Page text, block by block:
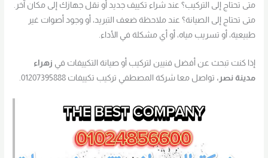
متى تحتاج إلى التركيب؟ عند شراء تكييف جديد أو نقل جهازك إلى مكان آخر.
متى تحتاج إلى الصيانة؟ عند ملاحظة ضعف التبريد، أو وجود أصوات غير
طبيعية، أو تسريب مياه، أو أي مشكلة في الأداء.
إذا كنت تبحث عن أفضل فنيين لتركيب أو صيانة التكييفات في زهراء
مدينة نصر، تواصل معا شركة المصطفي تركيب تكييفات 01207395888.